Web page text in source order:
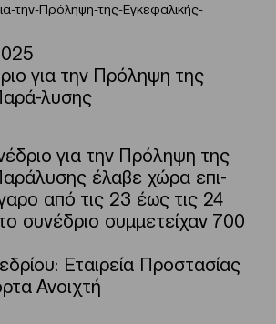
για την Πρόληψη της
λυσης
για την Πρόληψη της
έλαβε χώρα επι-
από τις 23 έως τις 24
συνέδριο συμμετείχαν 700
Εταιρεία Προστασίας
Ανοιχτή